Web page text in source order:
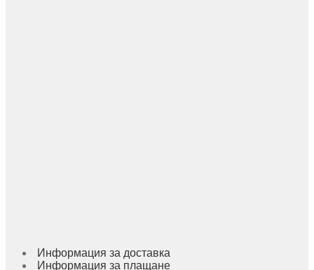
Информация за доставка
Информация за плащане